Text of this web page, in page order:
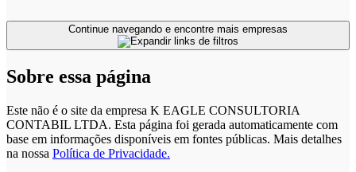
Sobre essa página
Este não é o site da empresa K EAGLE CONSULTORIA
CONTABIL LTDA. Esta página foi gerada automaticamente com
base em informações disponíveis em fontes públicas. Mais detalhes
na nossa Política de Privacidade.